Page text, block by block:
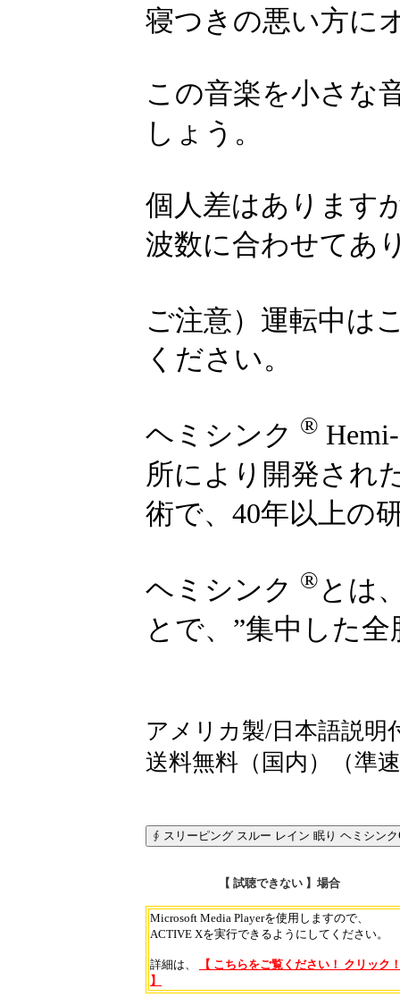
寝つきの悪い方に
この音楽を小さな
しょう。
個人差はあります
波数に合わせてあ
ご注意）運転中は
ください。
ヘミシンク ®
所により開発され
術で、40年以上の
ヘミシンク ® とは
とで、”集中した
アメリカ製/日本語説明
送料無料（国内）（準
【 試聴できない 】場合
Microsoft Media Playerを使用しますので、
ACTIVE Xを実行できるようにしてください。
詳細は、
【 こちらをご覧ください！ クリック
】